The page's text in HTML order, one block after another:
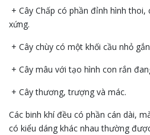
+ Cây Chấp có phần đỉnh hình
xứng.
+ Cây chùy có một khối cầu nhỏ
+ Cây mâu với tạo hình con rắn
+ Cây thương, trượng và mác.
Các binh khí đều có phần cán dài,
có kiểu dáng khác nhau thường